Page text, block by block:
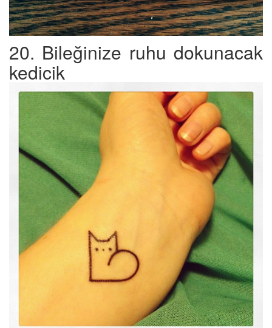
20. Bileğinize ruhu dokunacak
kedicik